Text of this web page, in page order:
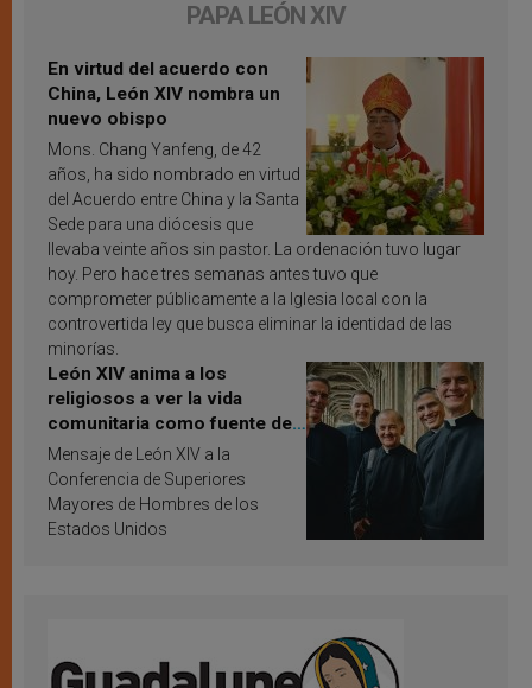
PAPA LEÓN XIV
En virtud del acuerdo con
China, León XIV nombra un
nuevo obispo
Mons. Chang Yanfeng, de 42
años, ha sido nombrado en virtud
del Acuerdo entre China y la Santa
Sede para una diócesis que
llevaba veinte años sin pastor. La ordenación tuvo lugar
hoy. Pero hace tres semanas antes tuvo que
comprometer públicamente a la Iglesia local con la
controvertida ley que busca eliminar la identidad de las
minorías.
León XIV anima a los
religiosos a ver la vida
comunitaria como fuente de
inspiración y santificación
Mensaje de León XIV a la
Conferencia de Superiores
Mayores de Hombres de los
Estados Unidos